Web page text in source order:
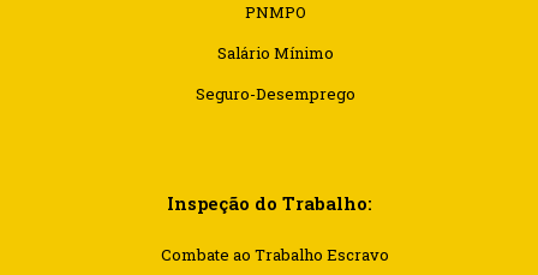
PNMPO
Salário Mínimo
Seguro-Desemprego
Inspeção do Trabalho:
Combate ao Trabalho Escravo